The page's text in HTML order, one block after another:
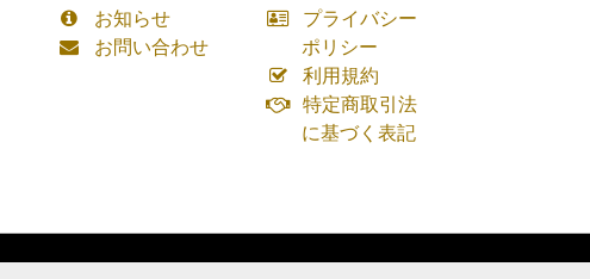
お知らせ
お問い合わせ
プライバシー
ポリシー
利用規約
特定商取引法
に基づく表記